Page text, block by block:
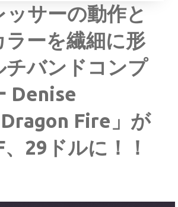
ッサーの動作と
ラーを繊細に形
チバンドコンプ
Denise
Fire」が
29ドルに！！